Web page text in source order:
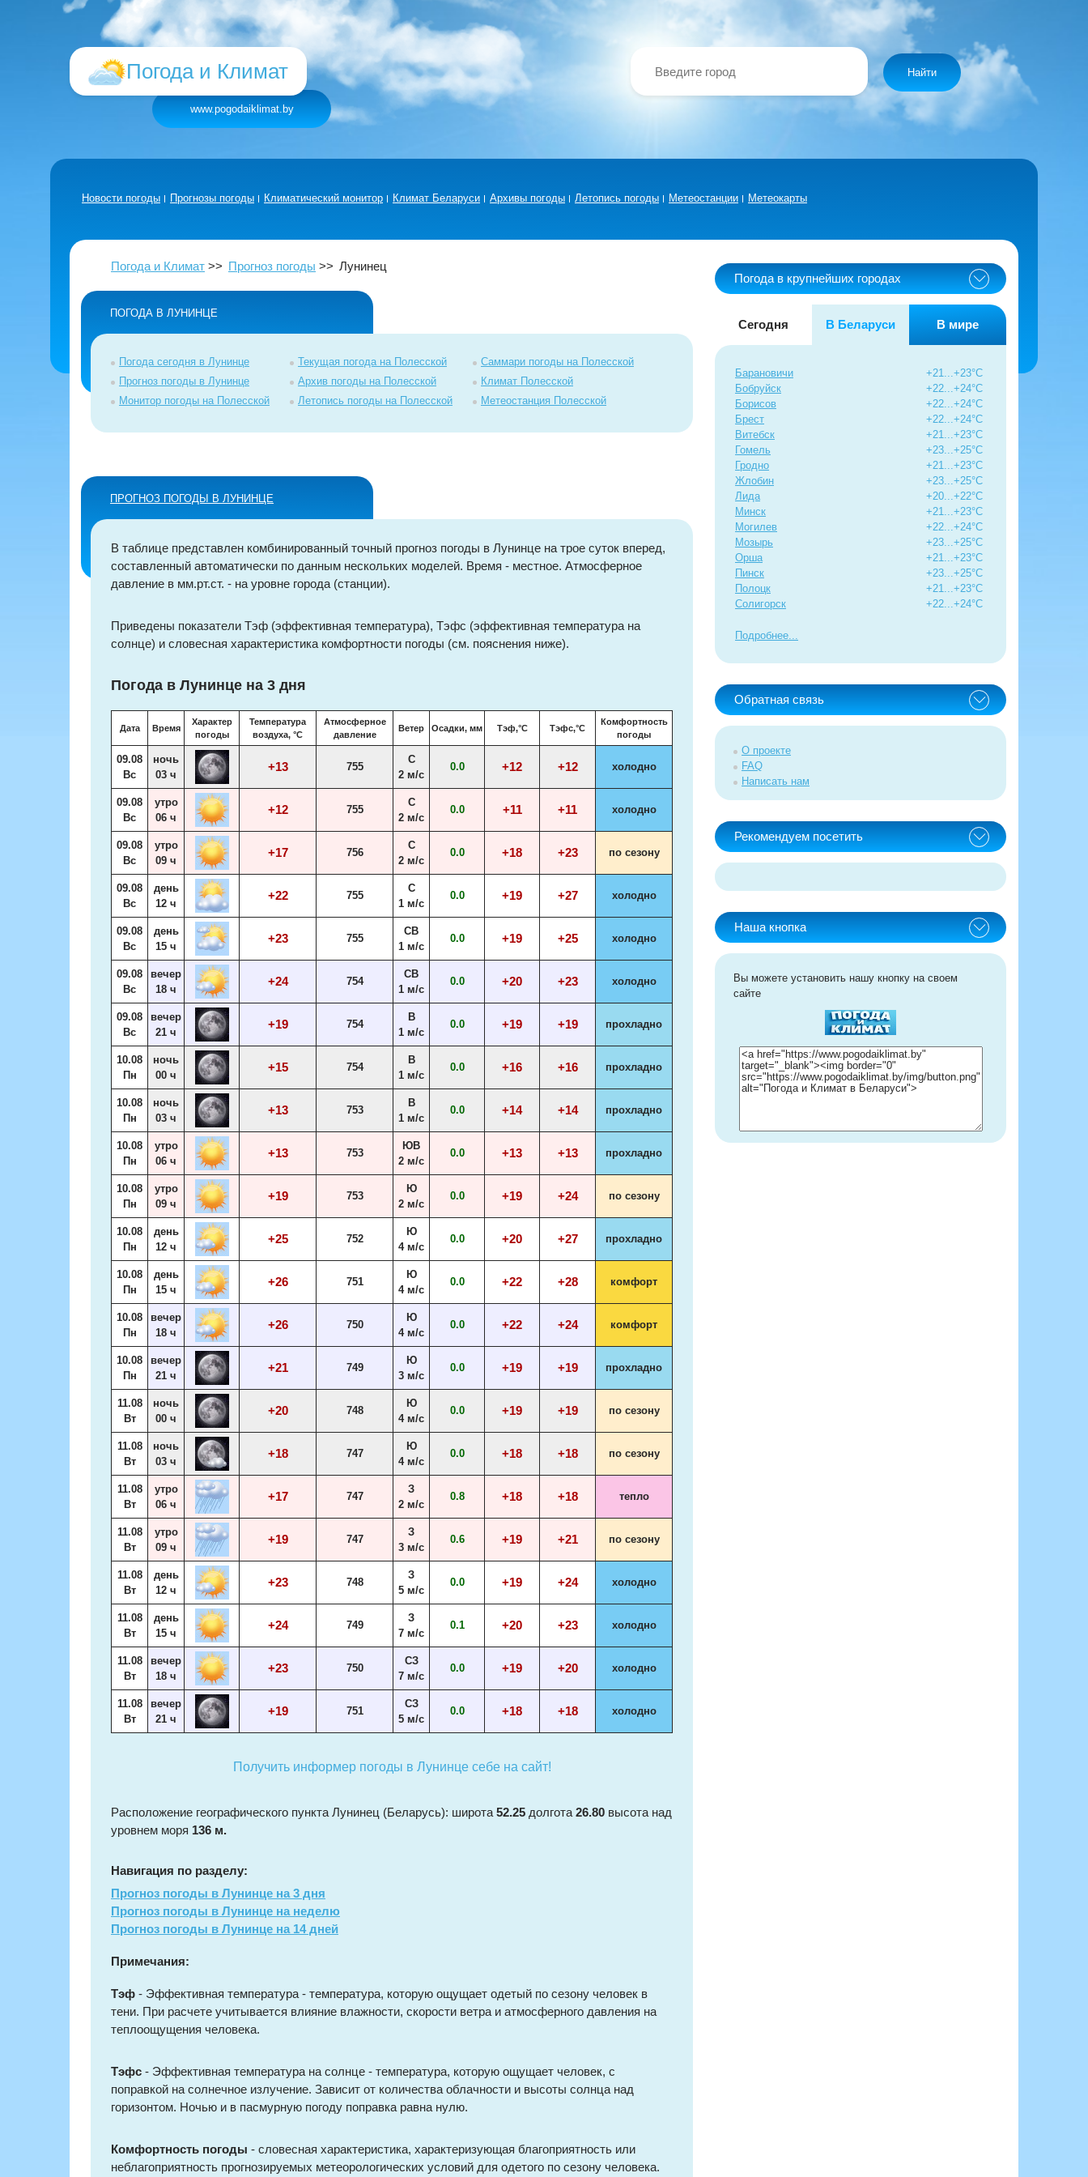
Погода и Климат
www.pogodaiklimat.by
Найти
Новости погоды Прогнозы погоды Климатический монитор Климат Беларуси Архивы погоды Летопись погоды Метеостанции Метеокарты
Погода и Климат Прогноз погоды Лунинец
ПОГОДА В ЛУНИНЦЕ
Погода сегодня в Лунинце
Прогноз погоды в Лунинце
Монитор погоды на Полесской
Текущая погода на Полесской
Архив погоды на Полесской
Летопись погоды на Полесской
Саммари погоды на Полесской
Климат Полесской
Метеостанция Полесской
ПРОГНОЗ ПОГОДЫ В ЛУНИНЦЕ
В таблице представлен комбинированный точный прогноз погоды в Лунинце на трое суток вперед,
составленный автоматически по данным нескольких моделей. Время - местное. Атмосферное
давление в мм.рт.ст. - на уровне города (станции).
Приведены показатели Тэф (эффективная температура), Тэфс (эффективная температура на
солнце) и словесная характеристика комфортности погоды (см. пояснения ниже).
Погода в Лунинце на 3 дня
Дата Время
Характер
погоды
Температура
воздуха, °С
Атмосферное
давление
Ветер Осадки, мм Тэф,°C Тэфс,°C
Комфортность
погоды
09.08
Вс
ночь
03 ч
+13 755
С
2 м/с
0.0 +12 +12 холодно
09.08
Вс
утро
06 ч
+12 755
С
2 м/с
0.0 +11 +11 холодно
09.08
Вс
утро
09 ч
+17 756
С
2 м/с
0.0 +18 +23 по сезону
09.08
Вс
день
12 ч
+22 755
С
1 м/с
0.0 +19 +27 холодно
09.08
Вс
день
15 ч
+23 755
СВ
1 м/с
0.0 +19 +25 холодно
09.08
Вс
вечер
18 ч
+24 754
СВ
1 м/с
0.0 +20 +23 холодно
09.08
Вс
вечер
21 ч
+19 754
В
1 м/с
0.0 +19 +19 прохладно
10.08
Пн
ночь
00 ч
+15 754
В
1 м/с
0.0 +16 +16 прохладно
10.08
Пн
ночь
03 ч
+13 753
В
1 м/с
0.0 +14 +14 прохладно
10.08
Пн
утро
06 ч
+13 753
ЮВ
2 м/с
0.0 +13 +13 прохладно
10.08
Пн
утро
09 ч
+19 753
Ю
2 м/с
0.0 +19 +24 по сезону
10.08
Пн
день
12 ч
+25 752
Ю
4 м/с
0.0 +20 +27 прохладно
10.08
Пн
день
15 ч
+26 751
Ю
4 м/с
0.0 +22 +28 комфорт
10.08
Пн
вечер
18 ч
+26 750
Ю
4 м/с
0.0 +22 +24 комфорт
10.08
Пн
вечер
21 ч
+21 749
Ю
3 м/с
0.0 +19 +19 прохладно
11.08
Вт
ночь
00 ч
+20 748
Ю
4 м/с
0.0 +19 +19 по сезону
11.08
Вт
ночь
03 ч
+18 747
Ю
4 м/с
0.0 +18 +18 по сезону
11.08
Вт
утро
06 ч
+17 747
З
2 м/с
0.8 +18 +18 тепло
11.08
Вт
утро
09 ч
+19 747
З
3 м/с
0.6 +19 +21 по сезону
11.08
Вт
день
12 ч
+23 748
З
5 м/с
0.0 +19 +24 холодно
11.08
Вт
день
15 ч
+24 749
З
7 м/с
0.1 +20 +23 холодно
11.08
Вт
вечер
18 ч
+23 750
СЗ
7 м/с
0.0 +19 +20 холодно
11.08
Вт
вечер
21 ч
+19 751
СЗ
5 м/с
0.0 +18 +18 холодно
Получить информер погоды в Лунинце себе на сайт!
Расположение географического пункта Лунинец (Беларусь): широта 52.25 долгота 26.80 высота над
уровнем моря 136 м.
Навигация по разделу:
Прогноз погоды в Лунинце на 3 дня
Прогноз погоды в Лунинце на неделю
Прогноз погоды в Лунинце на 14 дней
Примечания:
Тэф - Эффективная температура - температура, которую ощущает одетый по сезону человек в
тени. При расчете учитывается влияние влажности, скорости ветра и атмосферного давления на
теплоощущения человека.
Тэфс - Эффективная температура на солнце - температура, которую ощущает человек, с
поправкой на солнечное излучение. Зависит от количества облачности и высоты солнца над
горизонтом. Ночью и в пасмурную погоду поправка равна нулю.
Комфортность погоды - словесная характеристика, характеризующая благоприятность или
неблагоприятность прогнозируемых метеорологических условий для одетого по сезону человека.
Погода в крупнейших городах
Сегодня В Беларуси В мире
Барановичи
Бобруйск
Борисов
Брест
Витебск
Гомель
Гродно
Жлобин
Лида
Минск
Могилев
Мозырь
Орша
Пинск
Полоцк
Солигорск
+21...+23°C
+22...+24°C
+22...+24°C
+22...+24°C
+21...+23°C
+23...+25°C
+21...+23°C
+23...+25°C
+20...+22°C
+21...+23°C
+22...+24°C
+23...+25°C
+21...+23°C
+23...+25°C
+21...+23°C
+22...+24°C
Подробнее
Обратная связь
О проекте
FAQ
Написать нам
Рекомендуем посетить
Наша кнопка
Вы можете установить нашу кнопку на своем
сайте